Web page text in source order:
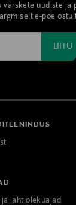
uudiste ja
e-poe
ja lahtiolekuajad